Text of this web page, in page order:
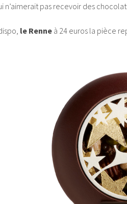
n’aimerait pas recevoir des
le Renne à 24 euros la pièce